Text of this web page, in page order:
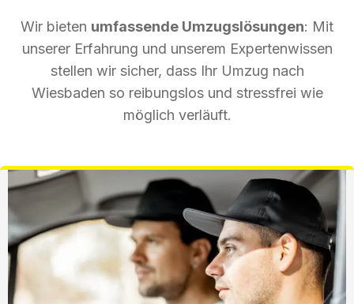
Wir bieten umfassende Umzugslösungen: Mit
unserer Erfahrung und unserem Expertenwissen
stellen wir sicher, dass Ihr Umzug nach
Wiesbaden so reibungslos und stressfrei wie
möglich verläuft.